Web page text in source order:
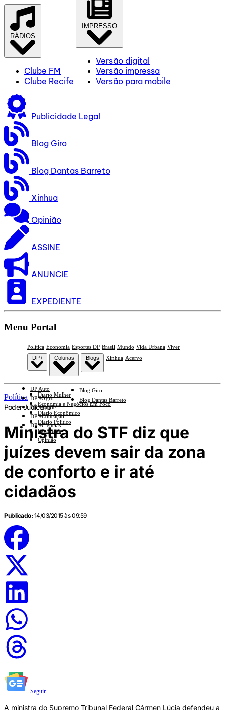
RÁDIOS
Clube FM
Clube Recife
IMPRESSO
Versão digital
Versão impressa
Versão para mobile
Publicidade Legal
Blog Giro
Blog Dantas Barreto
Xinhua
Opinião
ASSINE
ANUNCIE
EXPEDIENTE
Menu Portal
Política Economia Esportes DP Brasil Mundo Vida Urbana Viver
DP+
DP Auto
DP +Agro
DP +Saúde
DP +Educação
DP +Ciências
Colunas
Diario Mulher
Economia e Negócios Em Foco
Diario Econômico
Diario Político
Esplanada
Opinião
Blogs
Blog Giro
Blog Dantas Barreto
Xinhua Acervo
Política
Poder Judiciário
Ministra do STF diz que
juízes devem sair da zona
de conforto e ir até
cidadãos
Publicado: 14/03/2015 às 09:59
Seguir
A ministra do Supremo Tribunal Federal Cármen Lúcia defendeu a